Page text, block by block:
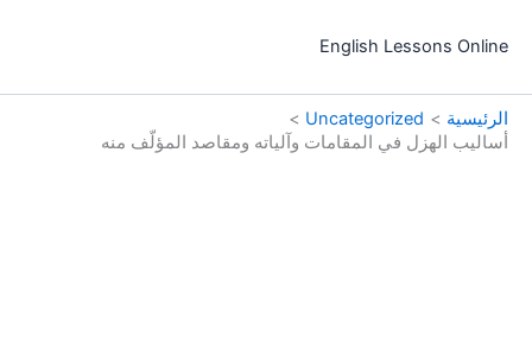
إلىEnglish Lessons Online
الرئيسية
Uncategorized
أساليب الهزل في المقامات وآلياته ومقاصد المؤلّف منه